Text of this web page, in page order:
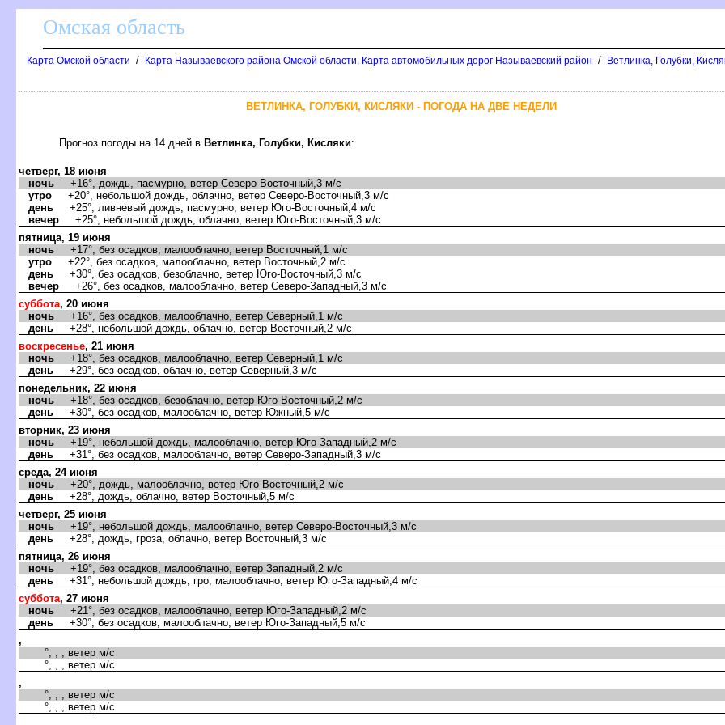
Омская область
Карта Омской области / Карта Называевского района Омской области. Карта автомобильных дорог Называевский район / етлинка, Голубки,
ЕТЛИНКА, ГОЛУБКИ, КИСЛЯКИ - ПОГОДА НА ДВЕ НЕДЕЛИ
Прогноз погоды на 14 дней етлинка, Голубки, Кисляки:
четверг, 18 июня
ночь +16°, дождь, пасмурно, ветер Северо-Восточный,3 м/с
утро +20°, небольшой дождь, облачно, ветер Северо-Восточный,3 м/с
день +25°, ливневый дождь, пасмурно, ветер Юго-Восточный,4 м/с
ечер +25°, небольшой дождь, облачно, ветер Юго-Восточный,3 м/с
пятница, 19 июня
ночь +17°, без осадков, малооблачно, ветер Восточный,1 м/с
утро +22°, без осадков, малооблачно, ветер Восточный,2 м/с
день +30°, без осадков, безоблачно, ветер Юго-Восточный,3 м/с
ечер +26°, без осадков, малооблачно, ветер Северо-Западный,3 м/с
суббота, 20 июня
ночь +16°, без осадков, малооблачно, ветер Северный,1 м/с
день +28°, небольшой дождь, облачно, ветер Восточный,2 м/с
оскресенье, 21 июня
ночь +18°, без осадков, малооблачно, ветер Северный,1 м/с
день +29°, без осадков, облачно, ветер Северный,3 м/с
понедельник, 22 июня
ночь +18°, без осадков, безоблачно, ветер Юго-Восточный,2 м/с
день +30°, без осадков, малооблачно, ветер Южный,5 м/с
торник, 23 июня
ночь +19°, небольшой дождь, малооблачно, ветер Юго-Западный,2 м/с
день +31°, без осадков, малооблачно, ветер Северо-Западный,3 м/с
среда, 24 июня
ночь +20°, дождь, малооблачно, ветер Юго-Восточный,2 м/с
день +28°, дождь, облачно, ветер Восточный,5 м/с
четверг, 25 июня
ночь +19°, небольшой дождь, малооблачно, ветер Северо-Восточный,3 м/с
день +28°, дождь, гроза, облачно, ветер Восточный,3 м/с
пятница, 26 июня
ночь +19°, без осадков, малооблачно, ветер Западный,2 м/с
день +31°, небольшой дождь, гро, малооблачно, ветер Юго-Западный,4 м/с
суббота, 27 июня
ночь +21°, без осадков, малооблачно, ветер Юго-Западный,2 м/с
день +30°, без осадков, малооблачно, ветер Юго-Западный,5 м/с
,
°, , , ветер м/с
°, , , ветер м/с
,
°, , , ветер м/с
°, , , ветер м/с